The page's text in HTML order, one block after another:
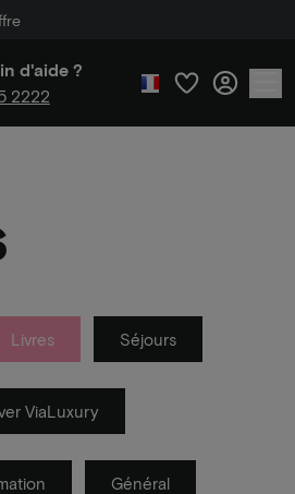
d'aide ?
2222
Livres Séjours
ViaLuxury
Général